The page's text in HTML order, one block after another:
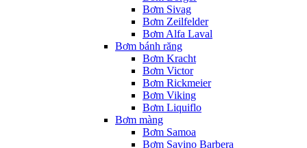
Bơm Sivag
Bơm Zeilfelder
Bơm Alfa Laval
Bơm bánh răng
Bơm Kracht
Bơm Victor
Bơm Rickmeier
Bơm Viking
Bơm Liquiflo
Bơm màng
Bơm Samoa
Bơm Savino Barbera